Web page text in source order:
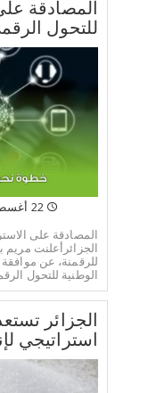
المصادقة
للتحول
22 أغسطس 2024
المصادقة على
الجزائرأعلنت مريم
للرقمنة، عن
الوطنية للتحول الرقمي في
الجزائر
استراتيجي